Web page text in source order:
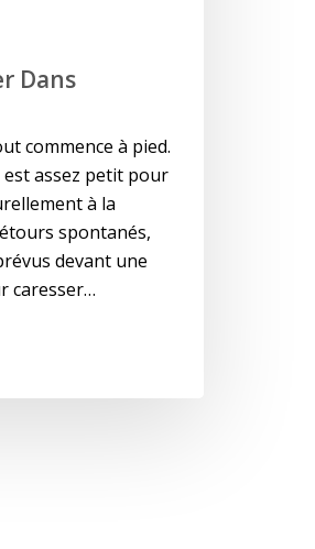
Dans
commence à pied.
assez petit pour
à la
spontanés,
devant une
caresser…